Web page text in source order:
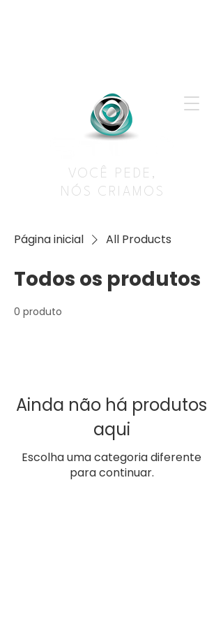
VOCÊ PEDE,
NÓS CRIAMOS
Página inicial All Products
Todos os produtos
0 produto
Ainda não há produtos
aqui
Escolha uma categoria diferente
para continuar.